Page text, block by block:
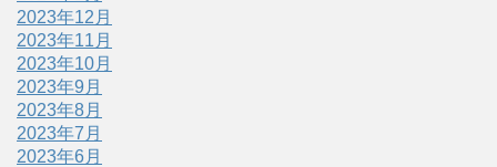
2023年12月
2023年11月
2023年10月
2023年9月
2023年8月
2023年7月
2023年6月